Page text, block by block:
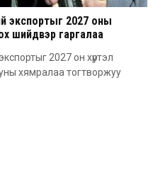
экспортыг 2027 оны
шийдвэр гаргалаа
2027 он хүртэл
хямралаа тогтворжуу